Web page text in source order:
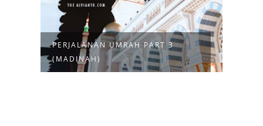
PERJALANAN UMRAH PART 3
(MADINAH)